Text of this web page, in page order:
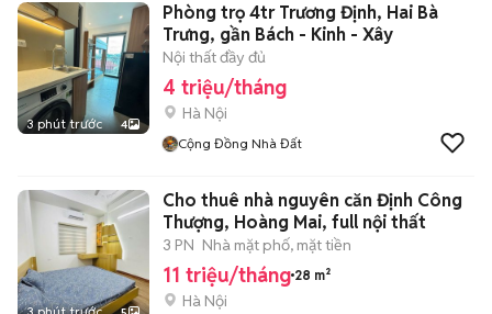
3 phút trước 4
Phòng trọ 4tr Trương Định, Hai Bà
Trưng, gần Bách - Kinh - Xây
Nội thất đầy đủ
4 triệu/tháng
Hà Nội
Cộng Đồng Nhà Đất
Cho thuê nhà nguyên căn Định Công
Thượng, Hoàng Mai, full nội thất
3 PN Nhà mặt phố, mặt tiền
11 triệu/tháng 28 m²
Hà Nội